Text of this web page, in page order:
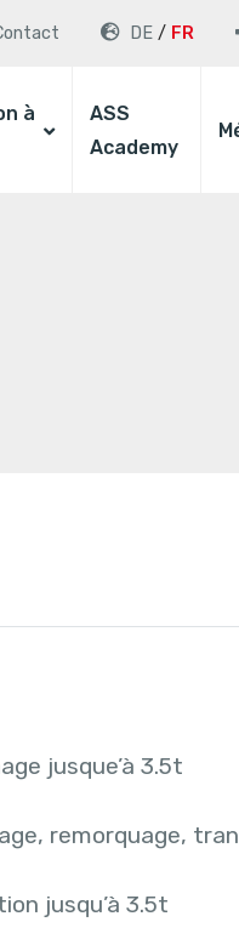
DE FR
à
ASS
Academy
jusque’à 3.5t
remorquage,
jusqu’à 3.5t